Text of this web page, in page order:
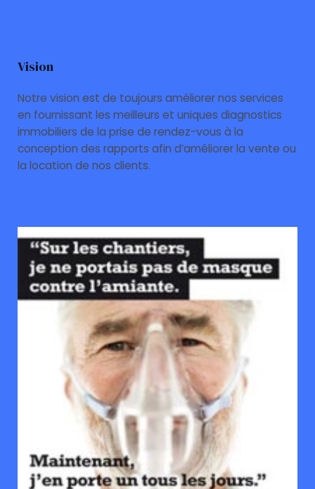
Vision
Notre vision est de toujours améliorer nos services
en fournissant les meilleurs et uniques diagnostics
immobiliers de la prise de rendez-vous à la
conception des rapports afin d’améliorer la vente ou
la location de nos clients.